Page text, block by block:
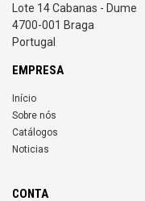
Lote 14 Cabanas - Dume
4700-001 Braga
Portugal
EMPRESA
Início
Sobre nós
Catálogos
Noticias
CONTA